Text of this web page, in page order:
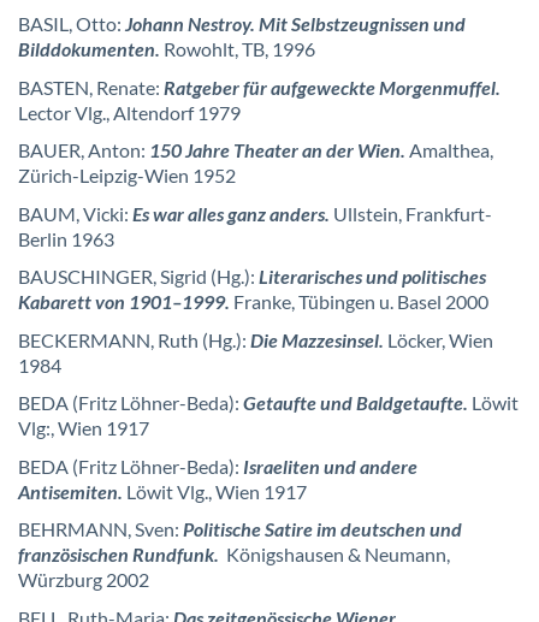
BASIL, Otto:Johann Nestroy. Mit Selbstzeugnissen und
Bilddokumenten. Rowohlt, TB, 1996
BASTEN, Renate: Ratgeber für aufgeweckte Morgenmuffel.
Lector Vlg., Altendorf 1979
BAUER, Anton: 150 Jahre Theater an der Wien. Amalthea,
Zürich-Leipzig-Wien 1952
BAUM, Vicki: Es war alles ganz anders. Ullstein, Frankfurt-
Berlin 1963
BAUSCHINGER, Sigrid (Hg.): Literarisches und politisches
Kabarett von 1901–1999. Franke, Tübingen u. Basel 2000
BECKERMANN, Ruth (Hg.): Die Mazzesinsel. Löcker, Wien
1984
BEDA (Fritz Löhner-Beda): Getaufte und Baldgetaufte. Löwit
Vlg:, Wien 1917
BEDA (Fritz Löhner-Beda): Israeliten und andere
Antisemiten. Löwit Vlg., Wien 1917
BEHRMANN, Sven: Politische Satire im deutschen und
französischen Rundfunk. Königshausen & Neumann,
Würzburg 2002